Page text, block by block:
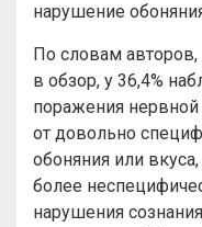
нарушение
По словам
в обзор, у 36,4%
поражения
от довольно
обоняния или
более
нарушения